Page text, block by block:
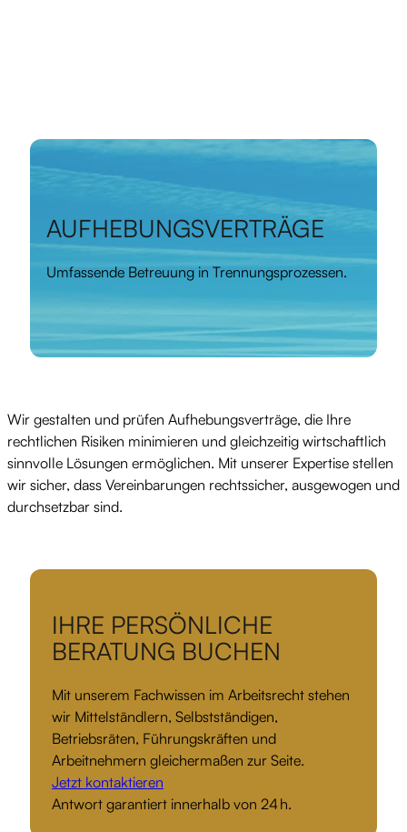
AUFHEBUNGSVERTRÄGE
Umfassende Betreuung in Trennungsprozessen.
Wir gestalten und prüfen Aufhebungsverträge, die Ihre
rechtlichen Risiken minimieren und gleichzeitig wirtschaftlich
sinnvolle Lösungen ermöglichen. Mit unserer Expertise stellen
wir sicher, dass Vereinbarungen rechtssicher, ausgewogen und
durchsetzbar sind.
IHRE PERSÖNLICHE
BERATUNG BUCHEN
Mit unserem Fachwissen im Arbeitsrecht stehen
wir Mittelständlern, Selbstständigen,
Betriebsräten, Führungskräften und
Arbeitnehmern gleichermaßen zur Seite.
Jetzt kontaktieren
Antwort garantiert innerhalb von 24 h.